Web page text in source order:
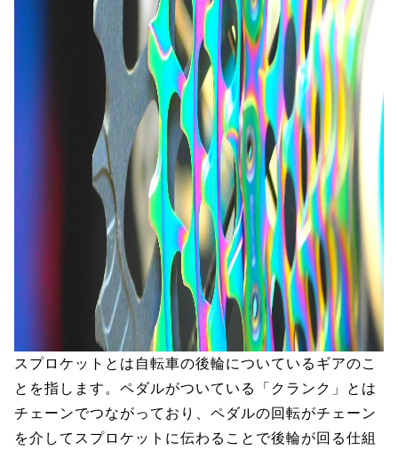
スプロケットとは自転車の後輪についているギアのこ
とを指します。ペダルがついている「クランク」とは
チェーンでつながっており、ペダルの回転がチェーン
を介してスプロケットに伝わることで後輪が回る仕組